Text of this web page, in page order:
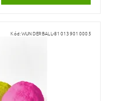
Kód:WUNDERBALL-810139010005